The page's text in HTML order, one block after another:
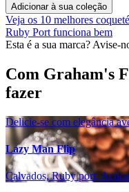
Adicionar à sua coleção
Veja os 10 melhores
Ruby Port funciona bem
Esta é a sua marca? Avise-
Com Graham's
fazer
Delicie-se com elegância
Lazy Man Flip
Calvados, Ruby port,